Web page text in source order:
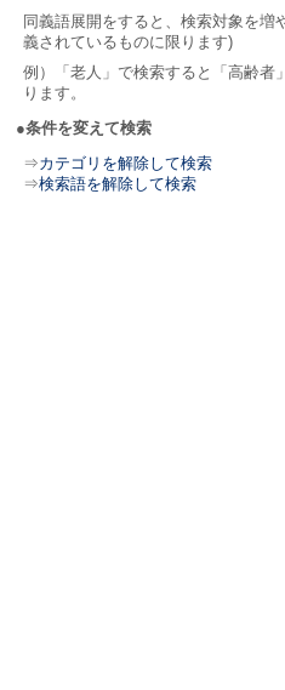
同義語展開をすると、検索対象を増
義されているものに限ります)
例）「老人」で検索すると「高齢者
ります。
●条件を変えて検索
⇒カテゴリを解除して検索
⇒検索語を解除して検索